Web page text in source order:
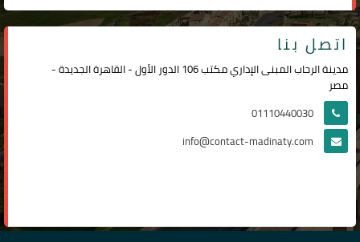
اتصل بنا
مدينة الرحاب المبنى الإداري مكتب 106 الدور الأول - القاهرة الجديدة -
مصر
01110440030
info@contact-madinaty.com